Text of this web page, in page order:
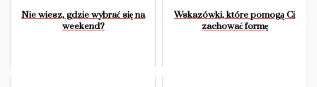
Nie wiesz, gdzie wybrać się na
weekend?
Wskazówki, które pomogą Ci
zachować formę